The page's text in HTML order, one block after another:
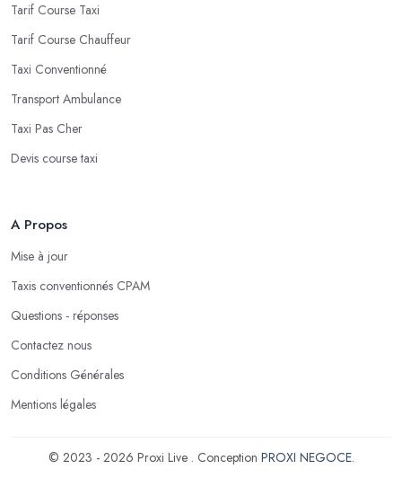
Tarif Course Taxi
Tarif Course Chauffeur
Taxi Conventionné
Transport Ambulance
Taxi Pas Cher
Devis course taxi
A Propos
Mise à jour
Taxis conventionnés CPAM
Questions - réponses
Contactez nous
Conditions Générales
Mentions légales
© 2023 - 2026 Proxi Live . Conception PROXI NEGOCE.